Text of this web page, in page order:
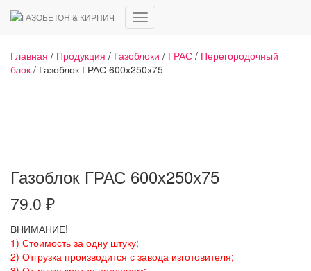
Переключить
Главная / Продукция / Газоблоки / ГРАС / Перегородочный
блок / Газоблок ГРАС 600х250х75
Газоблок ГРАС 600х250х75
79.0 ₽
ВНИМАНИЕ!
1) Стоимость за одну штуку;
2) Отгрузка производится с завода изготовителя;